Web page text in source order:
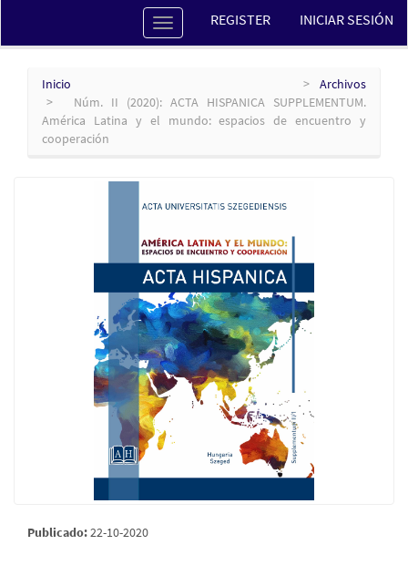
Contenido
Barra
lateral
REGISTER INICIAR SESIÓN
Toggle
navigation
Inicio
Archivos
Núm. II (2020): ACTA HISPANICA SUPPLEMENTUM.
América Latina y el mundo: espacios de encuentro y
cooperación
Publicado:22-10-2020